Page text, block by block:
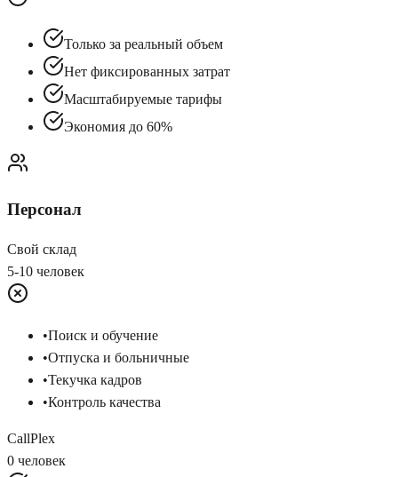
Только за реальный объем
Нет фиксированных затрат
Масштабируемые тарифы
Экономия до 60%
Персонал
Свой склад
5-10 человек
•Поиск и обучение
•Отпуска и больничные
•Текучка кадров
•Контроль качества
CallPlex
0 человек